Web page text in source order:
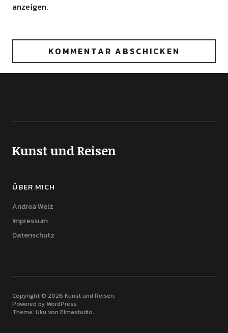
anzeigen.
Kunst und Reisen
ÜBER MICH
Andrea Welz
Impressum
Datenschutz
Copyright © 2026 Kunst und Reisen
Powered by WordPress
Theme: Uku von Elmastudio